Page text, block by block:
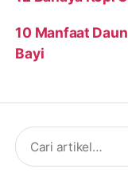
10 Manfaat
Bayi
Search
for: